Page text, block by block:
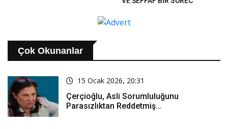
Çok Okunanlar
15 Ocak 2026, 20:31
Çerçioğlu, Asli Sorumluluğunu
Parasızlıktan Reddetmiş…